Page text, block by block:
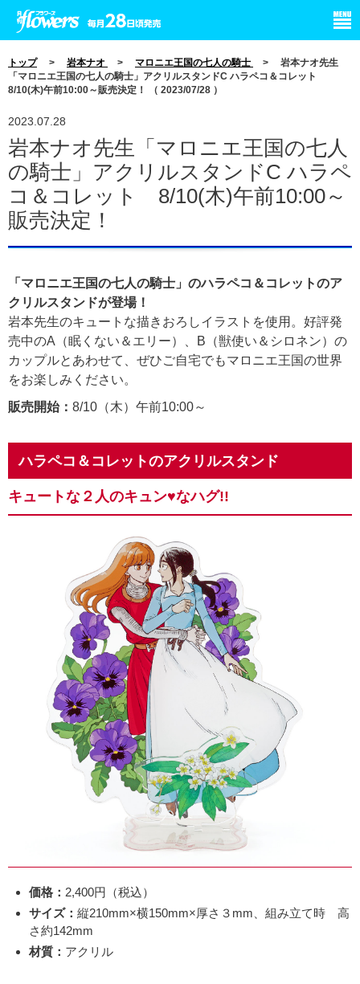
トップ> 岩本ナオ > マロニエ王国の七人の騎士
> 岩本ナオ先生
「マロニエ王国の七人の騎士」アクリルスタンドC ハラペコ＆コレット
8/10(木)午前10:00～販売決定！ （ 2023/07/28 ）
2023.07.28
岩本ナオ先生「マロニエ王国の七人
の騎士」アクリルスタンドC ハラペ
コ＆コレット 8/10(木)午前10:00～
販売決定！
「マロニエ王国の七人の騎士」のハラペコ＆コレットのア
クリルスタンドが登場！
岩本先生のキュートな描きおろしイラストを使用。好評発
売中のA（眠くない＆エリー）、B（獣使い＆シロネン）の
カップルとあわせて、ぜひご自宅でもマロニエ王国の世界
をお楽しみください。
販売開始： 8/10（木）午前10:00～
ハラペコ＆コレットのアクリルスタンド
キュートな２人のキュン♥なハグ!!
価格： 2,400円（税込）
サイズ： 縦210mm×横150mm×厚さ３mm、組み立て時 高
さ約142mm
材質： アクリル